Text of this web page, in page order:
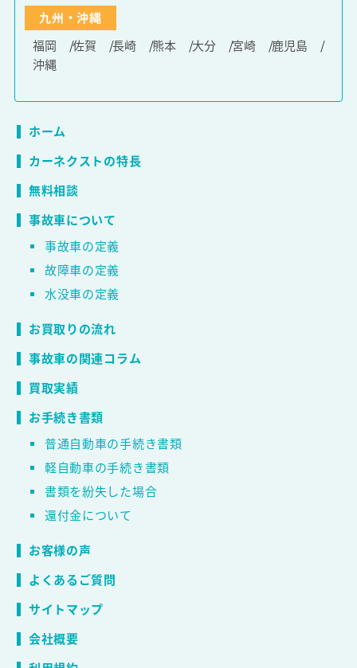
九州・沖縄
福岡
佐賀 長崎 熊本 大分 宮崎
鹿児島
沖縄
ホーム
カーネクストの特長
無料相談
事故車について
事故車の定義
故障車の定義
水没車の定義
お買取りの流れ
事故車の関連コラム
買取実績
お手続き書類
普通自動車の手続き書類
軽自動車の手続き書類
書類を紛失した場合
還付金について
お客様の声
よくあるご質問
サイトマップ
会社概要